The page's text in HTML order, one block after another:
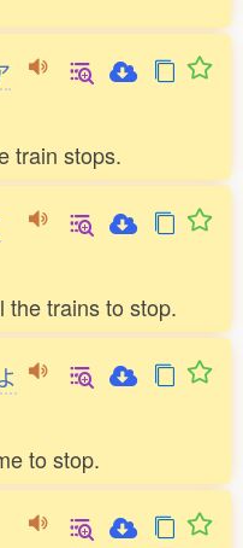
train stops.
the trains to stop.
to stop.